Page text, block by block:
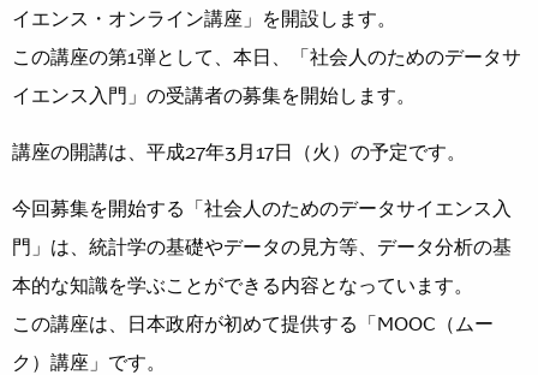
イエンス・オンライン講座」を開設します。
この講座の第1弾として、本日、「社会人のためのデータサ
イエンス入門」の受講者の募集を開始します。
講座の開講は、平成27年3月17日（火）の予定です。
今回募集を開始する「社会人のためのデータサイエンス入
門」は、統計学の基礎やデータの見方等、データ分析の基
本的な知識を学ぶことができる内容となっています。
この講座は、日本政府が初めて提供する「MOOC（ムー
ク）講座」です。